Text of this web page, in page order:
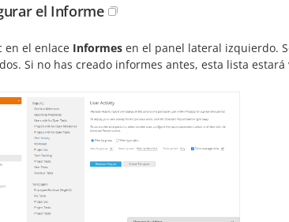
el Informe
en el enlace Informes en el panel lateral izquierdo.
Si no has creado informes antes, esta lista estará